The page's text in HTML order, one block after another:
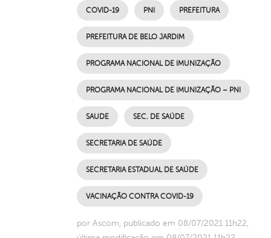
COVID-19 PNI PREFEITURA
PREFEITURA DE BELO JARDIM
PROGRAMA NACIONAL DE IMUNIZAÇÃO
PROGRAMA NACIONAL DE IMUNIZAÇÃO – PNI
SAUDE SEC. DE SAÚDE
SECRETARIA DE SAÚDE
SECRETARIA ESTADUAL DE SAÚDE
VACINAÇÃO CONTRA COVID-19
por Ascom, publicado em 08/07/2021 11h22,